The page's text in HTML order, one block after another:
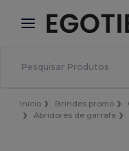
× App Egotier
Melhores preços
Início Brindes promo
Abridores de garrafa